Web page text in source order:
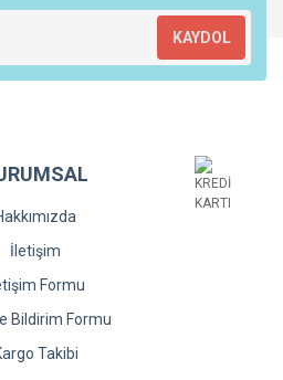
KAYDOL
İletişim
Formu
Bildirim Formu
Takibi